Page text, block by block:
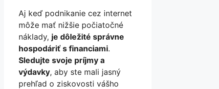
Aj keď podnikanie cez internet
môže mať nižšie počiatočné
náklady, je dôležité správne
hospodáriť s financiami.
Sledujte svoje príjmy a
výdavky, aby ste mali jasný
prehľad o ziskovosti vášho